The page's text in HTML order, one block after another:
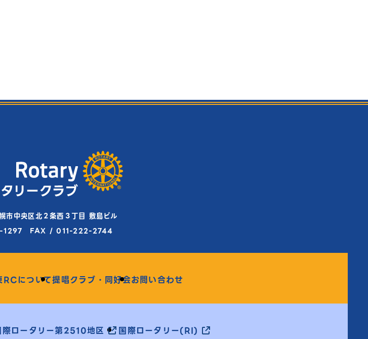
中央区北２条西３丁目 敷島ビル
1297 FAX / 011-222-2744
RCについて提唱クラブ・同好会お問い合わせ
際ロータリー第2510地区 国際ロータリー(RI)